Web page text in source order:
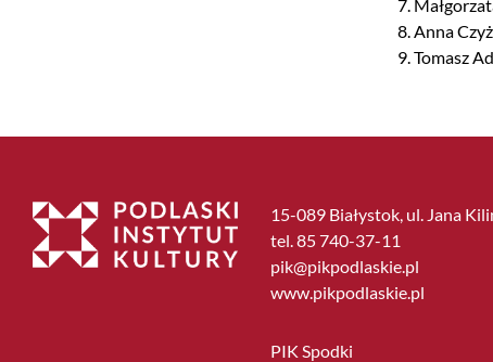
7.
8. Anna
9. Tomasz
15-089 Białystok, ul. Jana
tel. 85 740-37-11
pik@pikpodlaskie.pl
www.pikpodlaskie.pl
PIK Spodki